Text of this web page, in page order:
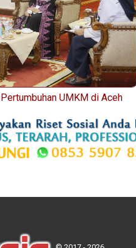
UMKM di Aceh